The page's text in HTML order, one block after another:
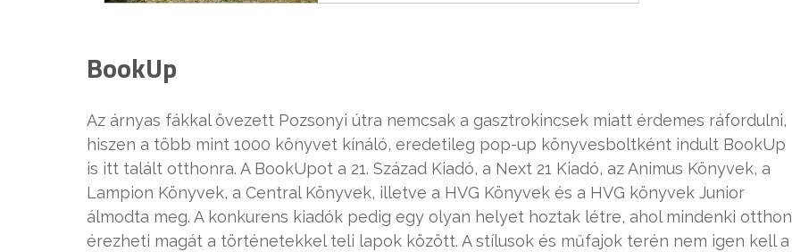
BookUp
Az árnyas fákkal övezett Pozsonyi útra nemcsak a gasztrokincsek miatt érdemes ráfordulni,
hiszen a több mint 1000 könyvet kínáló, eredetileg pop-up könyvesboltként indult BookUp
is itt talált otthonra. A BookUpot a 21. Század Kiadó, a Next 21 Kiadó, az Animus Könyvek, a
Lampion Könyvek, a Central Könyvek, illetve a HVG Könyvek és a HVG könyvek Junior
álmodta meg. A konkurens kiadók pedig egy olyan helyet hoztak létre, ahol mindenki otthon
érezheti magát a történetekkel teli lapok között. A stílusok és műfajok terén nem igen kell a